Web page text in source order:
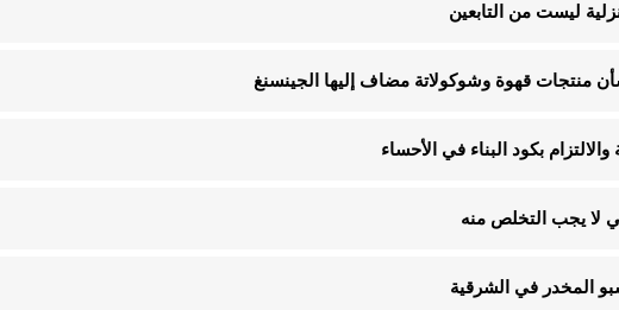
ليست من التابعين
منتجات قهوة وشوكولاتة مضاف إليها الجينسنغ
لا يجب التخلص منه
المخدر في الشرقية